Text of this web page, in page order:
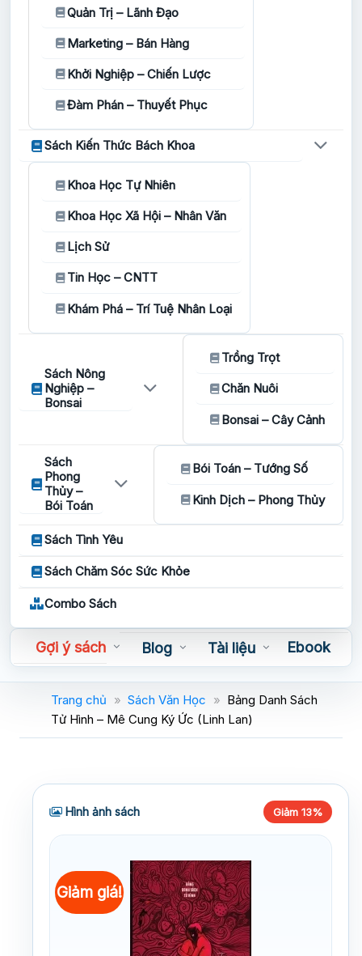
Quản Trị – Lãnh Đạo
Marketing – Bán Hàng
Khởi Nghiệp – Chiến Lược
Đàm Phán – Thuyết Phục
Sách Kiến Thức Bách Khoa
Khoa Học Tự Nhiên
Khoa Học Xã Hội – Nhân Văn
Lịch Sử
Tin Học – CNTT
Khám Phá – Trí Tuệ Nhân Loại
Sách Nông
Nghiệp –
Bonsai
Trồng Trọt
Chăn Nuôi
Bonsai – Cây Cảnh
Sách
Phong
Thủy –
Bói Toán
Bói Toán – Tướng Số
Kinh Dịch – Phong Thủy
Sách Tình Yêu
Sách Chăm Sóc Sức Khỏe
Combo Sách
Gợi ý sách Blog Tài liệu
Ebook
Sách nói
Trang chủ » Sách Văn Học » Bảng Danh Sách
Tử Hình – Mê Cung Ký Ức (Linh Lan)
Hình ảnh sách Giảm 13%
Giảm giá!